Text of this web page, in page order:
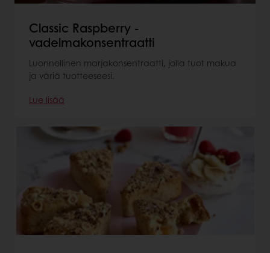
Classic Raspberry -
vadelmakonsentraatti
Luonnollinen marjakonsentraatti, jolla tuot makua
ja väriä tuotteeseesi.
Lue lisää